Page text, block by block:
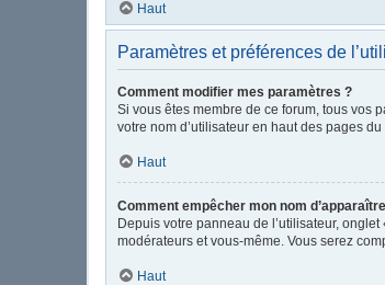
Haut
Paramètres et préférences de
Comment modifier mes paramètres ?
Si vous êtes membre de ce forum, tous vos
votre nom d’utilisateur en haut des pages
Haut
Comment empêcher mon nom
Depuis votre panneau de l’utilisateur,
modérateurs et vous-même. Vous serez
Haut